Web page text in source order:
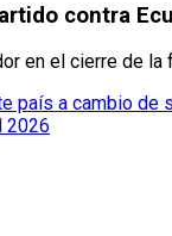
contra
en el cierre de
país a cambio de
2026